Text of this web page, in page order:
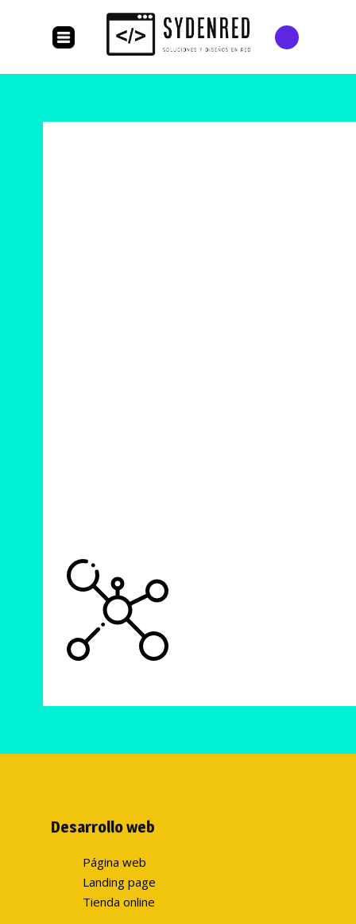
Desarrollo web
Página web
Landing page
Tienda online